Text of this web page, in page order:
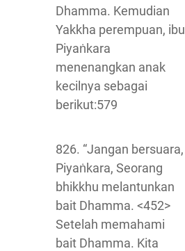
Dhamma. Kemudian
Yakkha perempuan, ibu
Piyaṅkara
menenangkan anak
kecilnya sebagai
berikut:579
826. “Jangan bersuara,
Piyaṅkara, Seorang
bhikkhu melantunkan
bait Dhamma. <452>
Setelah memahami
bait Dhamma. Kita